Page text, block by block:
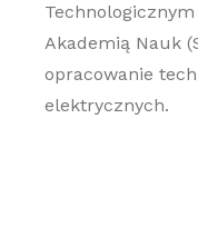
Technologicznym
Akademią Nauk
opracowanie
elektrycznych.